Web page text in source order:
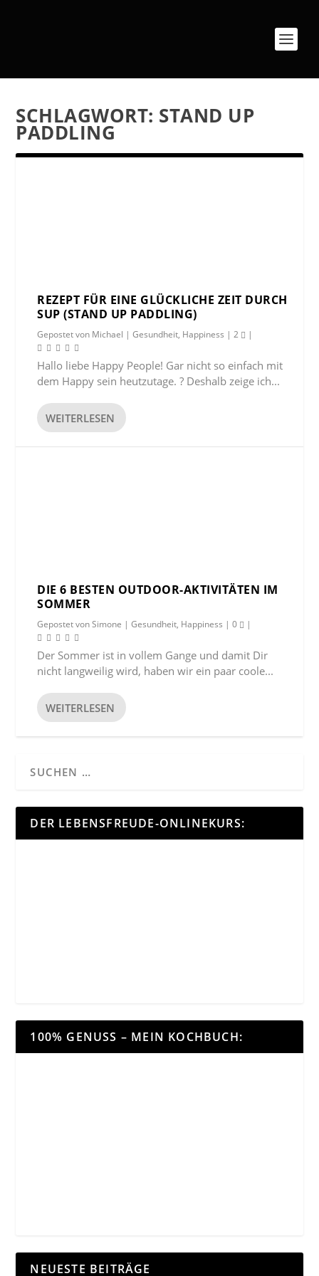
SCHLAGWORT: STAND UP
PADDLING
REZEPT FÜR EINE GLÜCKLICHE ZEIT DURCH
SUP (STAND UP PADDLING)
Gepostet von Michael |Gesundheit, Happiness |2 |
Hallo liebe Happy People! Gar nicht so einfach mit
dem Happy sein heutzutage. ? Deshalb zeige ich...
WEITERLESEN
DIE 6 BESTEN OUTDOOR-AKTIVITÄTEN IM
SOMMER
Gepostet vonSimone |Gesundheit, Happiness |0 |
Der Sommer ist in vollem Gange und damit Dir
nicht langweilig wird, haben wir ein paar coole...
WEITERLESEN
DER LEBENSFREUDE-ONLINEKURS:
100% GENUSS – MEIN KOCHBUCH:
NEUESTE BEITRÄGE